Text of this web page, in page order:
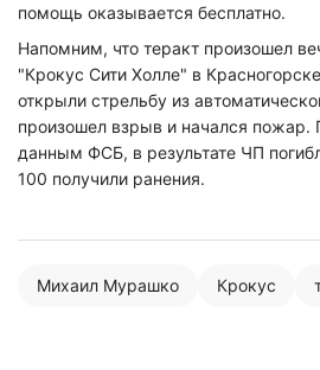
помощь оказывается бесплатно.
Напомним, что теракт произошел
"Крокус Сити Холле" в
открыли стрельбу из
произошел взрыв и начался пожар.
данным ФСБ, в результате ЧП
100 получили ранения.
Михаил Мурашко Крокус